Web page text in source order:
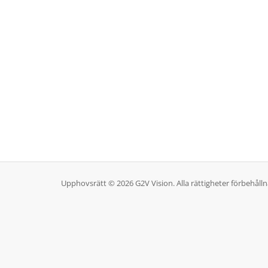
Upphovsrätt © 2026 G2V Vision. Alla rättigheter